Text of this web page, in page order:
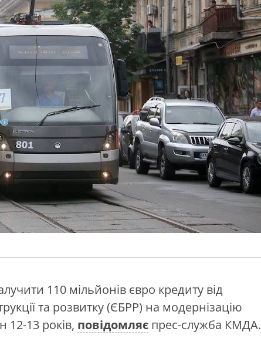
110 мільйонів євро кредиту від
та розвитку (ЄБРР) на модернізацію
12-13 років, повідомляє прес-служба КМДА.